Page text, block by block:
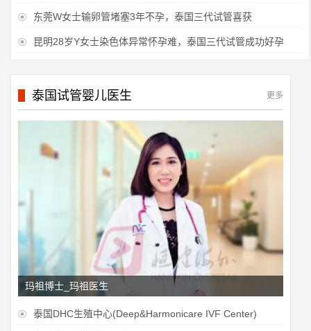
 东莞W女士输卵管堵塞3年不孕，泰国三代试管喜获
 昆明28岁Y女士染色体异常怀孕难，泰国三代试管成功好孕
泰国试管婴儿医生 更多
玛祖博士_玛祖医生
 泰国DHC生殖中心(Deep&Harmonicare IVF Center)